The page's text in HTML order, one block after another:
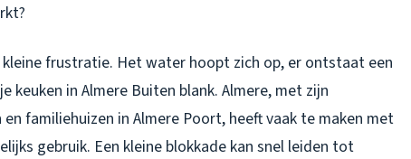
frustratie. Het water hoopt zich op, er ontstaat een
keuken in Almere Buiten blank. Almere, met zijn
familiehuizen in Almere Poort, heeft vaak te maken met
gebruik. Een kleine blokkade kan snel leiden tot